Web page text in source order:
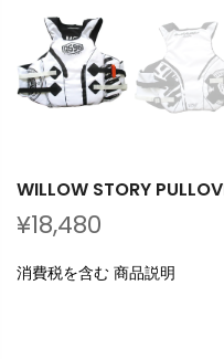
WILLOW STORY
¥18,480
消費税を含む 商品説明